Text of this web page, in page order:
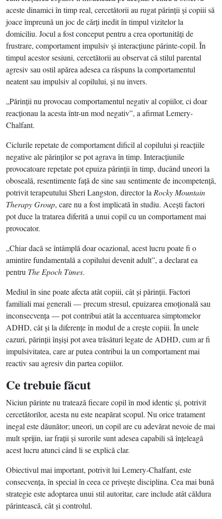
aceste dinamici în timp real, cercetătorii au rugat părinţii şi copiii să
joace împreună un joc de cărţi inedit în timpul vizitelor la
domiciliu. Jocul a fost conceput pentru a crea oportunităţi de
frustrare, comportament impulsiv şi interacţiune părinte-copil. În
timpul acestor sesiuni, cercetătorii au observat că stilul parental
agresiv sau ostil apărea adesea ca răspuns la comportamentul
neatent sau impulsiv al copilului, şi nu invers.
„Părinţii nu provocau comportamentul negativ al copiilor, ci doar
reacţionau la acesta într-un mod negativ”, a afirmat Lemery-
Chalfant.
Ciclurile repetate de comportament dificil al copilului şi reacţiile
negative ale părinţilor se pot agrava în timp. Interacţiunile
provocatoare repetate pot epuiza părinţii în timp, ducând uneori la
oboseală, resentimente faţă de sine sau sentimente de incompetenţă,
potrivit terapeutului Sheri Langston, director la Rocky Mountain
Therapy Group, care nu a fost implicată în studiu. Aceşti factori
pot duce la tratarea diferită a unui copil cu un comportament mai
provocator.
„Chiar dacă se întâmplă doar ocazional, acest lucru poate fi o
amintire fundamentală a copilului devenit adult”, a declarat ea
pentru The Epoch Times.
Mediul în sine poate afecta atât copiii, cât şi părinţii. Factori
familiali mai generali — precum stresul, epuizarea emoţională sau
inconsecvenţa — pot contribui atât la accentuarea simptomelor
ADHD, cât şi la diferenţe în modul de a creşte copiii. În unele
cazuri, părinţii înşişi pot avea trăsături legate de ADHD, cum ar fi
impulsivitatea, care ar putea contribui la un comportament mai
reactiv sau agresiv din partea copiilor.
Ce trebuie făcut
Niciun părinte nu tratează fiecare copil în mod identic şi, potrivit
cercetătorilor, acesta nu este neapărat scopul. Nu orice tratament
inegal este dăunător; uneori, un copil are cu adevărat nevoie de mai
mult sprijin, iar fraţii şi surorile sunt adesea capabili să înţeleagă
acest lucru atunci când li se explică clar.
Obiectivul mai important, potrivit lui Lemery-Chalfant, este
consecvenţa, în special în ceea ce priveşte disciplina. Cea mai bună
strategie este adoptarea unui stil autoritar, care include atât căldura
părintească, cât şi controlul.